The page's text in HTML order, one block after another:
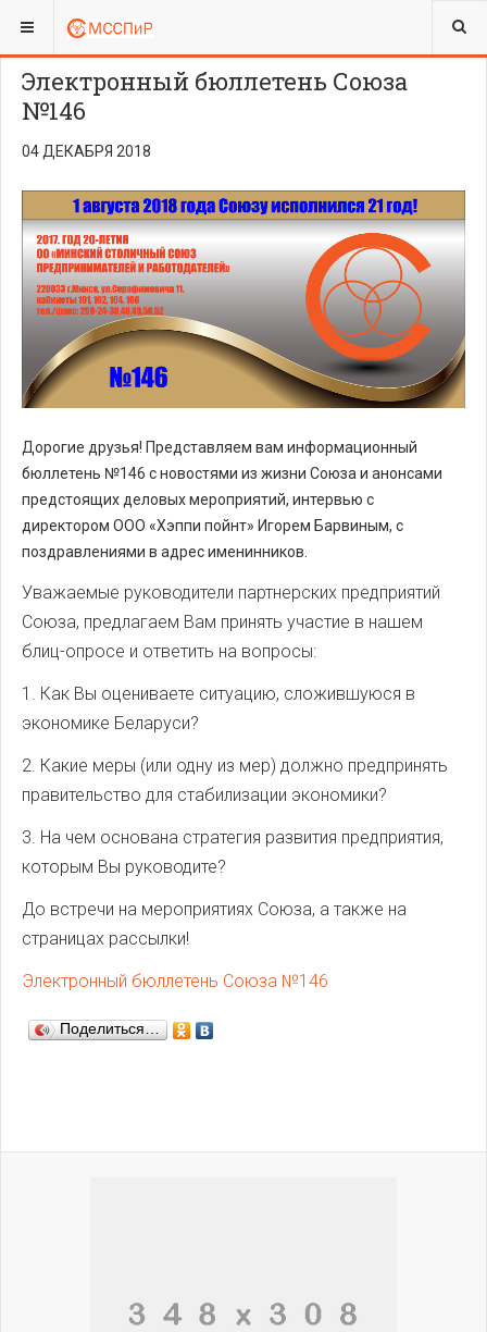
ВЫ ЗДЕСЬ:
Электронный бюллетень Союза
№146
04 ДЕКАБРЯ 2018
Дорогие друзья! Представляем вам информационный
бюллетень №146 с новостями из жизни Союза и анонсами
предстоящих деловых мероприятий, интервью c
директором ООО «Хэппи пойнт» Игорем Барвиным, с
поздравлениями в адрес именинников.
Уважаемые руководители партнерских предприятий
Союза, предлагаем Вам принять участие в нашем
блиц-опросе и ответить на вопросы:
1. Как Вы оцениваете ситуацию, сложившуюся в
экономике Беларуси?
2. Какие меры (или одну из мер) должно предпринять
правительство для стабилизации экономики?
3. На чем основана стратегия развития предприятия,
которым Вы руководите?
До встречи на мероприятиях Союза, а также на
страницах рассылки!
Электронный бюллетень Союза №146
Поделиться…